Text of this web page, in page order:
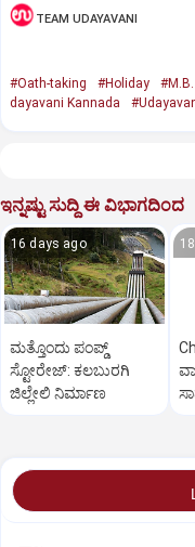
TEAM UDAYAVANI
#Oath-taking #Holiday #M.B.
dayavani Kannada
ಇನ್ನಷ್ಟು ಸುದ್ದಿ ಈ ವಿಭಾಗದಿಂದ
16 days ago
ಮತ್ತೊಂದು ಪಂಪ್ಡ್‌
ಸ್ಟೋರೇಜ್‌: ಕಲಬುರಗಿ
ಜಿಲ್ಲೇಲಿ ನಿರ್ಮಾಣ